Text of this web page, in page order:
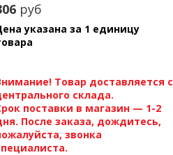
руб
указана за 1 единицу
Товар доставляется с
склада.
поставки в магазин — 1-2
После заказа, дождитесь,
звонка